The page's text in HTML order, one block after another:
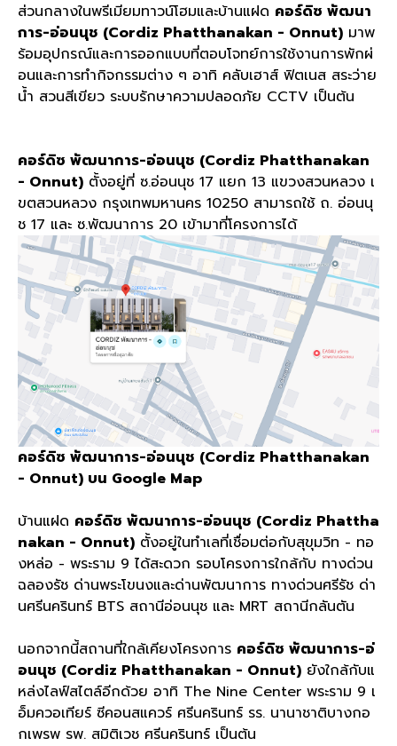
ส่วนกลางในพรีเมียมทาวน์โฮมและบ้านแฝด คอร์ดิซ พัฒนา
การ-อ่อนนุช (Cordiz Phatthanakan - Onnut) มาพ
ร้อมอุปกรณ์และการออกแบบที่ตอบโจทย์การใช้งานการพักผ่
อนและการทำกิจกรรมต่าง ๆ อาทิ คลับเฮาส์ ฟิตเนส สระว่าย
น้ำ สวนสีเขียว ระบบรักษาความปลอดภัย CCTV เป็นต้น
คอร์ดิซ พัฒนาการ-อ่อนนุช (Cordiz Phatthanakan
- Onnut) ตั้งอยู่ที่ ซ.อ่อนนุช 17 แยก 13 แขวงสวนหลวง เ
ขตสวนหลวง กรุงเทพมหานคร 10250 สามารถใช้ ถ. อ่อนนุ
ช 17 และ ซ.พัฒนาการ 20 เข้ามาที่โครงการได้
คอร์ดิซ พัฒนาการ-อ่อนนุช (Cordiz Phatthanakan
- Onnut) บน Google Map
บ้านแฝด คอร์ดิซ พัฒนาการ-อ่อนนุช (Cordiz Phattha
nakan - Onnut) ตั้งอยู่ในทำเลที่เชื่อมต่อกับสุขุมวิท - ทอ
งหล่อ - พระราม 9 ได้สะดวก รอบโครงการใกล้กับ ทางด่วน
ฉลองรัช ด่านพระโขนงและด่านพัฒนาการ ทางด่วนศรีรัช ด่า
นศรีนครินทร์ BTS สถานีอ่อนนุช และ MRT สถานีกลันตัน
นอกจากนี้สถานที่ใกล้เคียงโครงการ คอร์ดิซ พัฒนาการ-อ่
อนนุช (Cordiz Phatthanakan - Onnut) ยังใกล้กับแ
หล่งไลฟ์สไตล์อีกด้วย อาทิ The Nine Center พระราม 9 เ
อ็มควอเทียร์ ซีคอนสแควร์ ศรีนครินทร์ รร. นานาชาติบางกอ
กเพรพ รพ. สมิติเวช ศรีนครินทร์ เป็นต้น